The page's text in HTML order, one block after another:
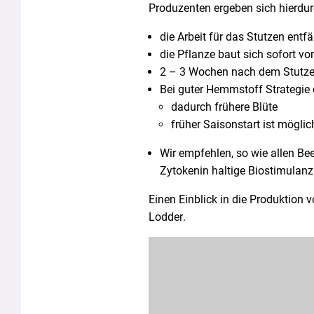
Produzenten ergeben sich
die Arbeit für das Stutzen
die Pflanze baut sich sofort
2 – 3 Wochen nach dem
Bei guter Hemmstoff
dadurch frühere Blüte
früher Saisonstart ist
Wir empfehlen, so wie allen
Zytokenin haltige
Einen Einblick in die Produktion
Lodder.